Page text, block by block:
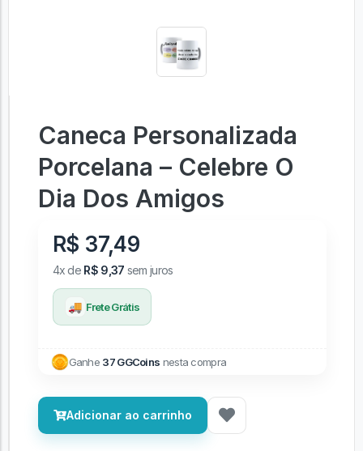
Caneca Personalizada
Porcelana – Celebre O
Dia Dos Amigos
R$ 37,49
4x de R$ 9,37 sem juros
🚚 Frete Grátis
Ganhe 37 GGCoins nesta compra
Adicionar ao carrinho